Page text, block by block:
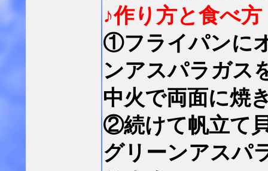
♪作り方と食べ方
①フライパンに
ンアスパラガス
中火で両面に焼
②続けて帆立て
グリーンアスパ